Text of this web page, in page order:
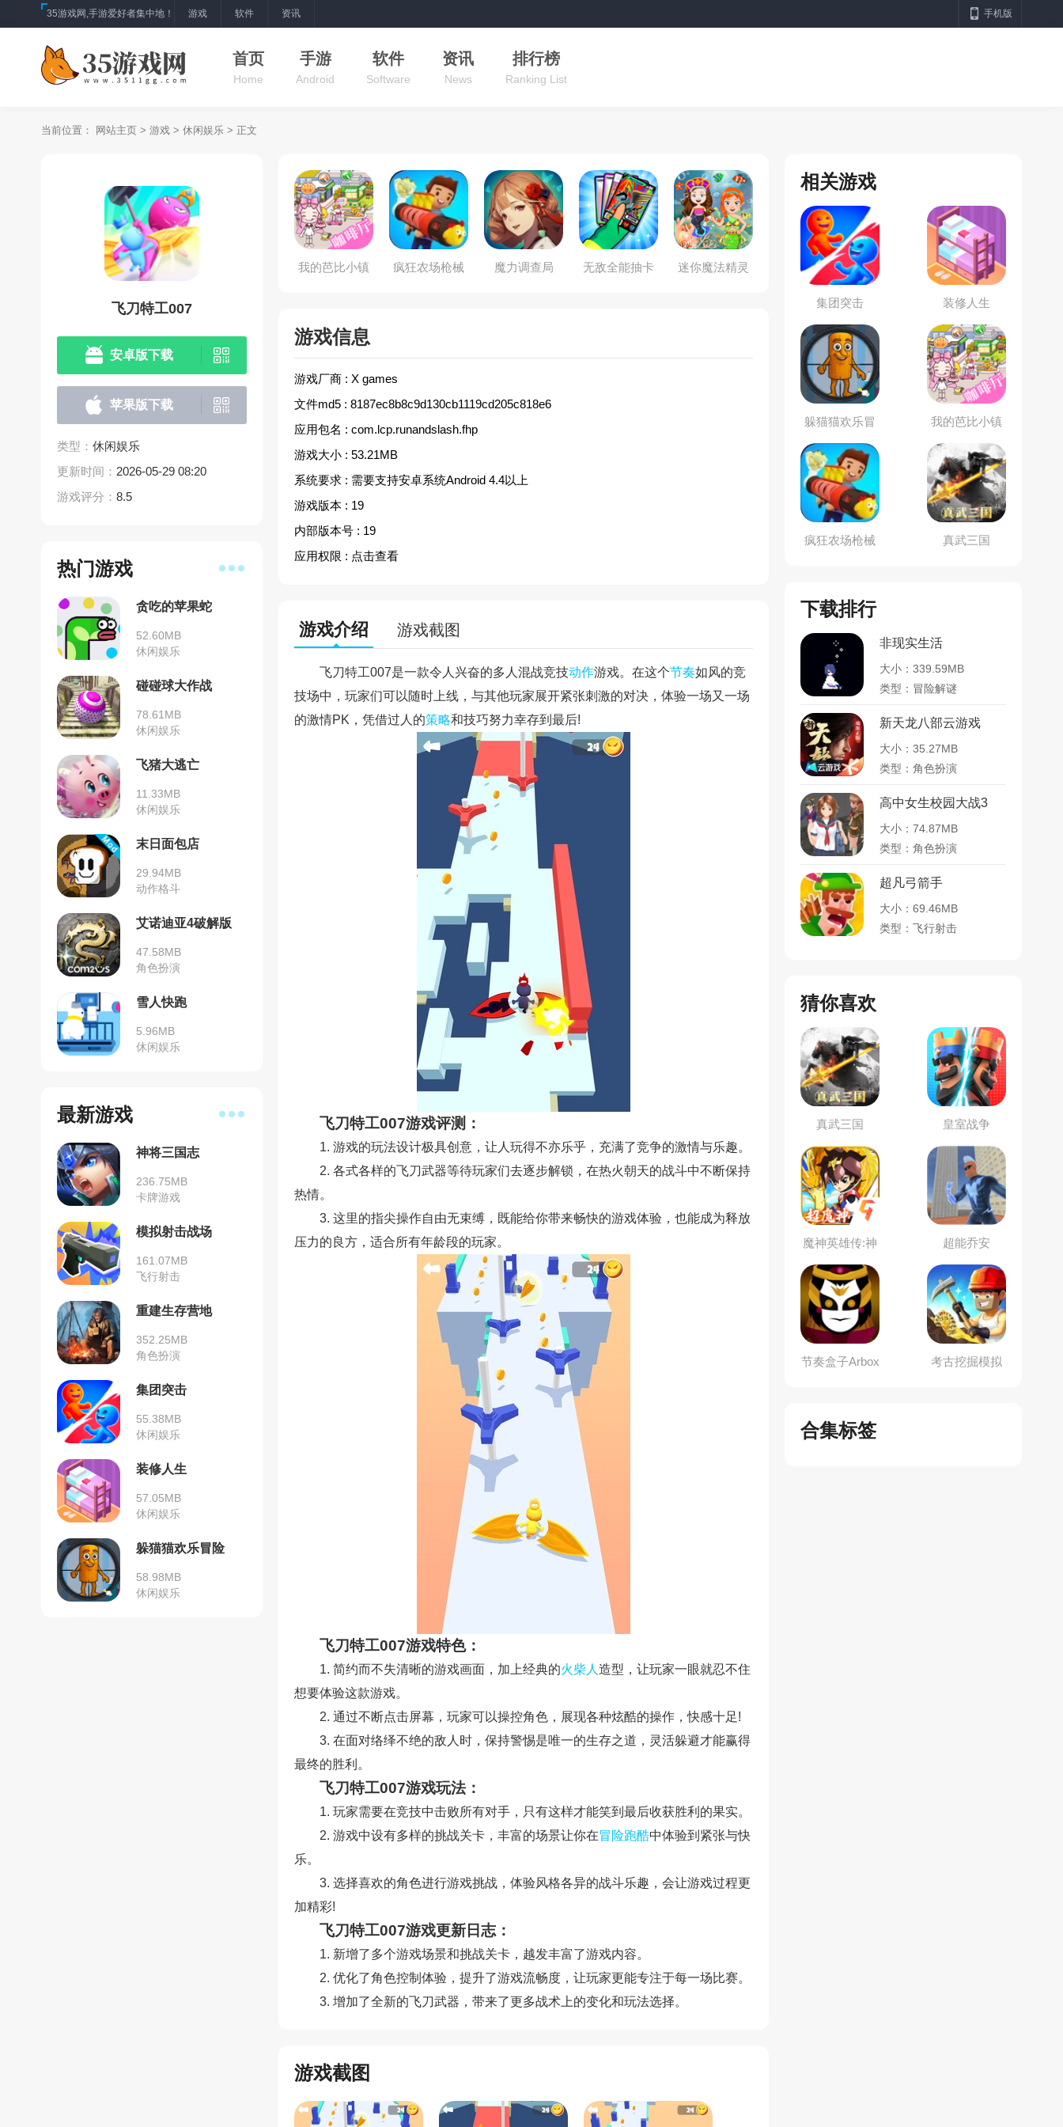
35游戏网,手游爱好者集中地！ 游戏 软件 资讯 手机版
首页
Home
手游
Android
软件
Software
资讯
News
排行榜
Ranking List
当前位置： 网站主页 > 游戏 > 休闲娱乐 > 正文
飞刀特工007
安卓版下载
苹果版下载
类型： 休闲娱乐
更新时间： 2026-05-29 08:20
游戏评分： 8.5
热门游戏
贪吃的苹果蛇
52.60MB
休闲娱乐
碰碰球大作战
78.61MB
休闲娱乐
飞猪大逃亡
11.33MB
休闲娱乐
末日面包店
29.94MB
动作格斗
艾诺迪亚4破解版
47.58MB
角色扮演
雪人快跑
5.96MB
休闲娱乐
最新游戏
神将三国志
236.75MB
卡牌游戏
模拟射击战场
161.07MB
飞行射击
重建生存营地
352.25MB
角色扮演
集团突击
55.38MB
休闲娱乐
装修人生
57.05MB
休闲娱乐
躲猫猫欢乐冒险
58.98MB
休闲娱乐
我的芭比小镇
疯狂农场枪械
魔力调查局
无敌全能抽卡
迷你魔法精灵
游戏信息
游戏厂商 : X games
文件md5 : 8187ec8b8c9d130cb1119cd205c818e6
应用包名 : com.lcp.runandslash.fhp
游戏大小 : 53.21MB
系统要求 : 需要支持安卓系统Android 4.4以上
游戏版本 : 19
内部版本号 : 19
应用权限 : 点击查看
游戏介绍 游戏截图
飞刀特工007是一款令人兴奋的多人混战竞技动作游戏。在这个节奏如风的竞
技场中，玩家们可以随时上线，与其他玩家展开紧张刺激的对决，体验一场又一场
的激情PK，凭借过人的策略和技巧努力幸存到最后!
飞刀特工007游戏评测：
1. 游戏的玩法设计极具创意，让人玩得不亦乐乎，充满了竞争的激情与乐趣。
2. 各式各样的飞刀武器等待玩家们去逐步解锁，在热火朝天的战斗中不断保持
热情。
3. 这里的指尖操作自由无束缚，既能给你带来畅快的游戏体验，也能成为释放
压力的良方，适合所有年龄段的玩家。
飞刀特工007游戏特色：
1. 简约而不失清晰的游戏画面，加上经典的火柴人 造型，让玩家一眼就忍不住
想要体验这款游戏。
2. 通过不断点击屏幕，玩家可以操控角色，展现各种炫酷的操作，快感十足!
3. 在面对络绎不绝的敌人时，保持警惕是唯一的生存之道，灵活躲避才能赢得
最终的胜利。
飞刀特工007游戏玩法：
1. 玩家需要在竞技中击败所有对手，只有这样才能笑到最后收获胜利的果实。
2. 游戏中设有多样的挑战关卡，丰富的场景让你在冒险跑酷中体验到紧张与快
乐。
3. 选择喜欢的角色进行游戏挑战，体验风格各异的战斗乐趣，会让游戏过程更
加精彩!
飞刀特工007游戏更新日志：
1. 新增了多个游戏场景和挑战关卡，越发丰富了游戏内容。
2. 优化了角色控制体验，提升了游戏流畅度，让玩家更能专注于每一场比赛。
3. 增加了全新的飞刀武器，带来了更多战术上的变化和玩法选择。
游戏截图
相关游戏
集团突击 装修人生
躲猫猫欢乐冒
险
我的芭比小镇
疯狂农场枪械
真武三国
下载排行
非现实生活
大小：339.59MB
类型：冒险解谜
新天龙八部云游戏
大小：35.27MB
类型：角色扮演
高中女生校园大战3
大小：74.87MB
类型：角色扮演
超凡弓箭手
大小：69.46MB
类型：飞行射击
猜你喜欢
真武三国 皇室战争
魔神英雄传:神
龙斗士
超能乔安
节奏盒子Arbox
考古挖掘模拟
合集标签